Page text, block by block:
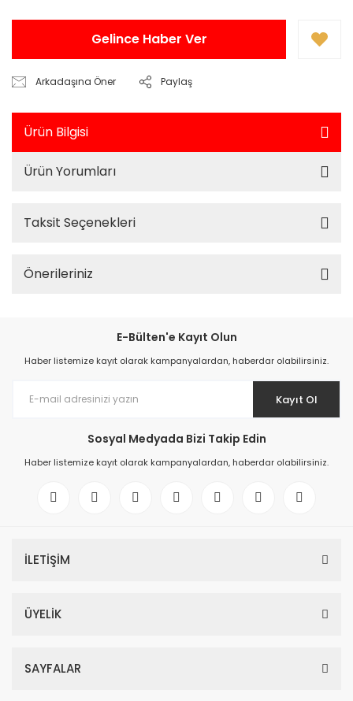
Gelince Haber Ver
Arkadaşına Öner Paylaş
Ürün Bilgisi
Ürün Yorumları
Taksit Seçenekleri
Önerileriniz
E-Bülten'e Kayıt Olun
Haber listemize kayıt olarak kampanyalardan, haberdar olabilirsiniz.
Kayıt Ol
Sosyal Medyada Bizi Takip Edin
Haber listemize kayıt olarak kampanyalardan, haberdar olabilirsiniz.
İLETİŞİM
ÜYELİK
SAYFALAR